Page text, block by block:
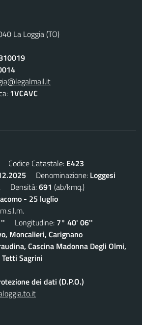
La Loggia (TO)
1VCAVC
Codice Catastale: E423
Denominazione: Loggesi
Densità:691 (ab/kmq.)
- 25 luglio
m.s.l.m.
Longitudine: 7° 40' 06''
Moncalieri, Carignano
Cascina Madonna Degli Olmi,
Sagrini
dei dati (D.P.O.)